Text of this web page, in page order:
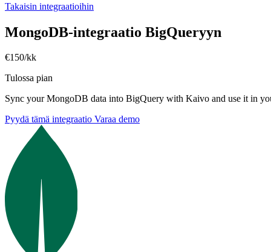
Takaisin integraatioihin
MongoDB-integraatio BigQueryyn
€150/kk
Tulossa pian
Sync your MongoDB data into BigQuery with Kaivo and use it in
Pyydä tämä integraatio Varaa demo